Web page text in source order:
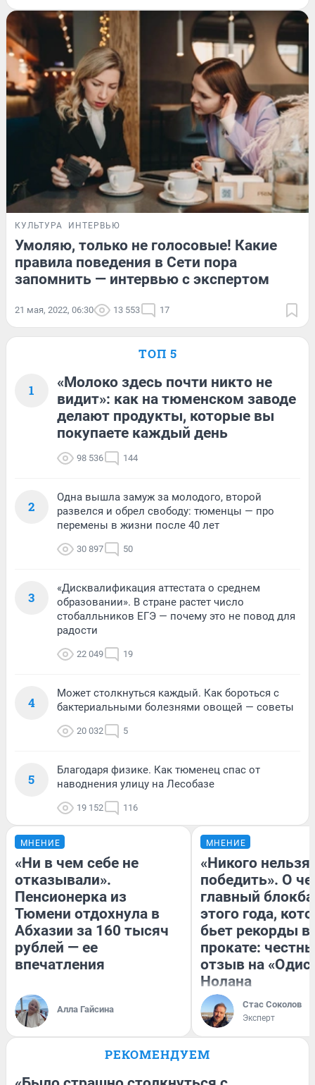
КУЛЬТУРА ИНТЕРВЬЮ
Умоляю, только не голосовые! Какие
правила поведения в Сети пора
запомнить — интервью с экспертом
21 мая, 2022, 06:30 13 553 17
ТОП 5
1
«Молоко здесь почти никто не
видит»: как на тюменском заводе
делают продукты, которые вы
покупаете каждый день
98 536 144
2
Одна вышла замуж за молодого, второй
развелся и обрел свободу: тюменцы — про
перемены в жизни после 40 лет
30 897 50
3
«Дисквалификация аттестата о среднем
образовании». В стране растет число
стобалльников ЕГЭ — почему это не повод для
радости
22 049 19
4
Может столкнуться каждый. Как бороться с
бактериальными болезнями овощей — советы
20 032 5
5
Благодаря физике. Как тюменец спас от
наводнения улицу на Лесобазе
19 152 116
МНЕНИЕ
«Ни в чем себе не
отказывали».
Пенсионерка из
Тюмени отдохнула в
Абхазии за 160 тысяч
рублей — ее
впечатления
Алла Гайсина
МНЕНИЕ
«Никого нельзя
победить». О
главный
этого года,
бьет рекорды в
прокате:
отзыв на
Нолана
Стас Соколов
Эксперт
РЕКОМЕНДУЕМ